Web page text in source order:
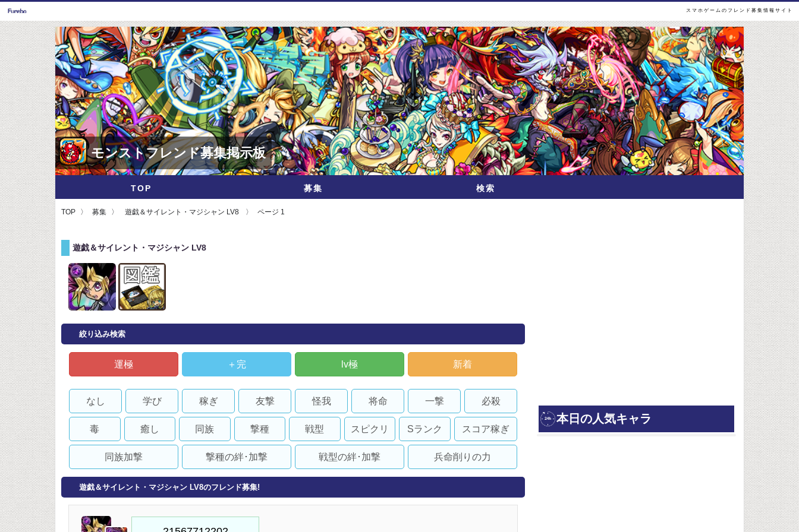
スマホゲームのフレンド募集情報サイト
モンストフレンド募集掲示板
TOP 募集 検索
TOP 募集 遊戯＆サイレント・マジシャン LV8 ページ 1
遊戯＆サイレント・マジシャン LV8
絞り込み検索
運極 ＋完 lv極 新着
なし 学び 稼ぎ 友撃 怪我 将命 一撃 必殺
毒 癒し 同族 撃種 戦型 スピクリ Sランク スコア稼ぎ
同族加撃 撃種の絆･加撃 戦型の絆･加撃 兵命削りの力
遊戯＆サイレント・マジシャン LV8のフレンド募集!